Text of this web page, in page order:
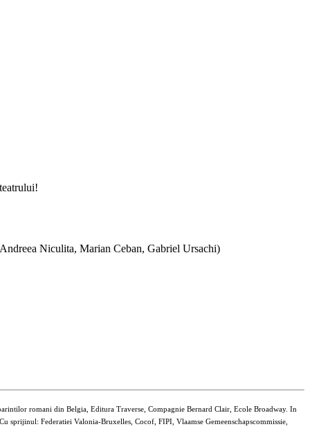
Niculita, Marian Ceban, Gabriel Ursachi)
romani din Belgia, Editura Traverse, Compagnie Bernard Clair, Ecole Broadway. In
Federatiei Valonia-Bruxelles, Cocof, FIPI, Vlaamse Gemeenschapscommissie,